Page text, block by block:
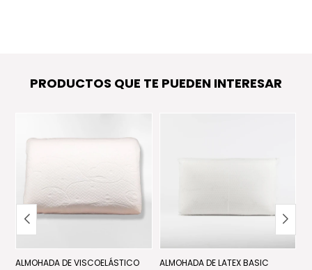
PRODUCTOS QUE TE PUEDEN INTERESAR
ALMOHADA DE VISCOELÁSTICO
ALMOHADA DE LATEX BASIC